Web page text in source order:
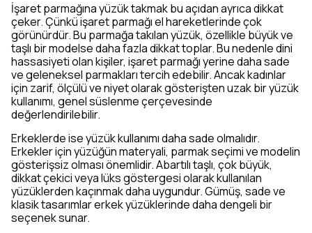
İşaret parmağına yüzük takmak bu açıdan ayrıca dikkat
çeker. Çünkü işaret parmağı el hareketlerinde çok
görünürdür. Bu parmağa takılan yüzük, özellikle büyük ve
taşlı bir modelse daha fazla dikkat toplar. Bu nedenle dini
hassasiyeti olan kişiler, işaret parmağı yerine daha sade
ve geleneksel parmakları tercih edebilir. Ancak kadınlar
için zarif, ölçülü ve niyet olarak gösterişten uzak bir yüzük
kullanımı, genel süslenme çerçevesinde
değerlendirilebilir.
Erkeklerde ise yüzük kullanımı daha sade olmalıdır.
Erkekler için yüzüğün materyali, parmak seçimi ve modelin
gösterişsiz olması önemlidir. Abartılı taşlı, çok büyük,
dikkat çekici veya lüks göstergesi olarak kullanılan
yüzüklerden kaçınmak daha uygundur. Gümüş, sade ve
klasik tasarımlar erkek yüzüklerinde daha dengeli bir
seçenek sunar.